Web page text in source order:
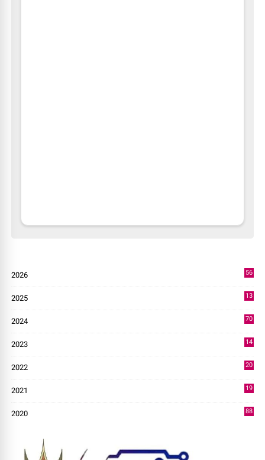
2026
56
2025
13
2024
70
2023
14
2022
20
2021
19
2020
88